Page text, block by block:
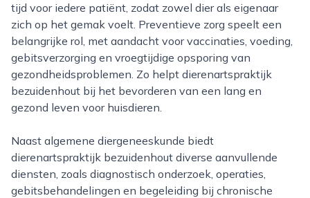
tijd voor iedere patiënt, zodat zowel dier als eigenaar
zich op het gemak voelt. Preventieve zorg speelt een
belangrijke rol, met aandacht voor vaccinaties, voeding,
gebitsverzorging en vroegtijdige opsporing van
gezondheidsproblemen. Zo helpt dierenartspraktijk
bezuidenhout bij het bevorderen van een lang en
gezond leven voor huisdieren.
Naast algemene diergeneeskunde biedt
dierenartspraktijk bezuidenhout diverse aanvullende
diensten, zoals diagnostisch onderzoek, operaties,
gebitsbehandelingen en begeleiding bij chronische